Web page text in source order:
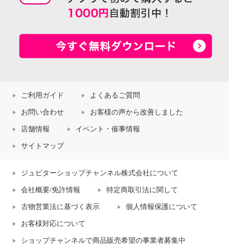
ご利用ガイド よくあるご質問
お問い合わせ お客様の声から改善しました
店舗情報 イベント・催事情報
サイトマップ
ジュピターショップチャンネル株式会社について
会社概要/免許情報 特定商取引法に関して
古物営業法に基づく表示 個人情報保護について
お客様対応について
ショップチャンネルで商品販売希望の事業者募集中